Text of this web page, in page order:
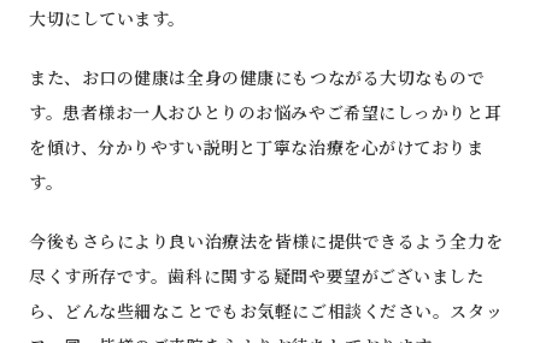
大切にしています。
また、お口の健康は全身の健康にもつながる大切なもので
す。患者様お一人おひとりのお悩みやご希望にしっかりと耳
を傾け、分かりやすい説明と丁寧な治療を心がけておりま
す。
今後もさらにより良い治療法を皆様に提供できるよう全力を
尽くす所存です。歯科に関する疑問や要望がございました
ら、どんな些細なことでもお気軽にご相談ください。スタッ